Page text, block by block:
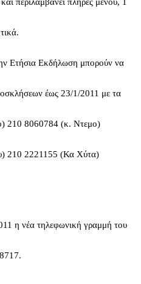
περιλαμβάνει πλήρες μενού, 1
Ετήσια Εκδήλωση μπορούν να
έως 23/1/2011 με τα
210 8060784 (κ. Ντεμο)
210 2221155 (Κα Χύτα)
η νέα τηλεφωνική γραμμή του